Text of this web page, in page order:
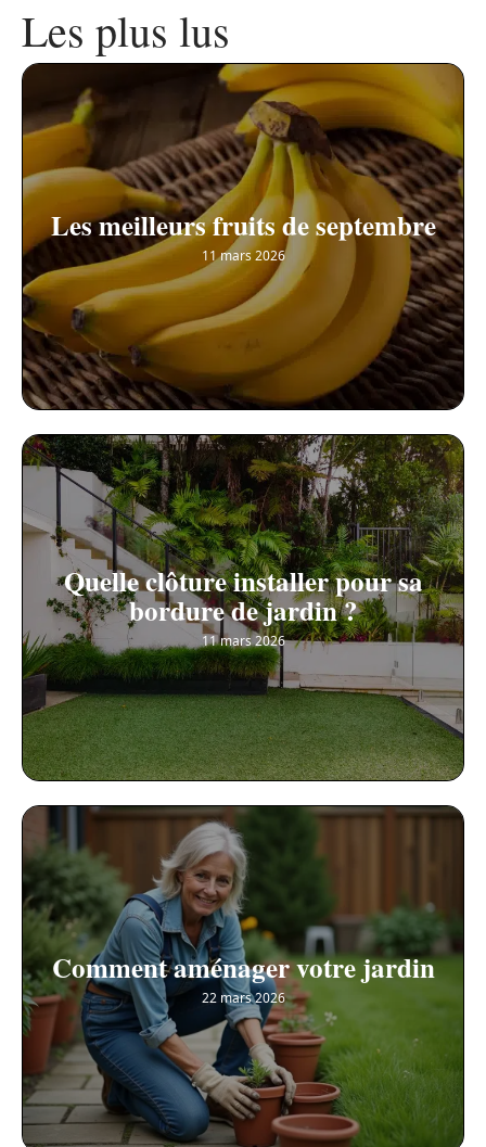
Les plus lus
Les meilleurs fruits de septembre
11 mars 2026
Quelle clôture installer pour sa
bordure de jardin ?
11 mars 2026
Comment aménager votre jardin
22 mars 2026